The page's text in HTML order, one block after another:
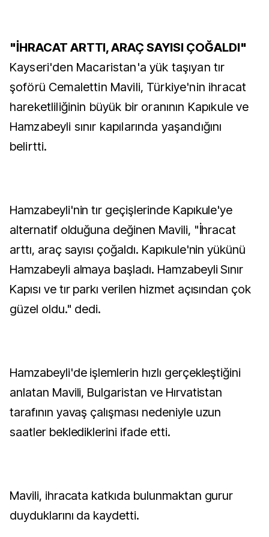
"İHRACAT ARTTI, ARAÇ SAYISI ÇOĞALDI"
Kayseri'den Macaristan'a yük taşıyan tır
şoförü Cemalettin Mavili, Türkiye'nin ihracat
hareketliliğinin büyük bir oranının Kapıkule ve
Hamzabeyli sınır kapılarında yaşandığını
belirtti.
Hamzabeyli'nin tır geçişlerinde Kapıkule'ye
alternatif olduğuna değinen Mavili, "İhracat
arttı, araç sayısı çoğaldı. Kapıkule'nin yükünü
Hamzabeyli almaya başladı. Hamzabeyli Sınır
Kapısı ve tır parkı verilen hizmet açısından çok
güzel oldu." dedi.
Hamzabeyli'de işlemlerin hızlı gerçekleştiğini
anlatan Mavili, Bulgaristan ve Hırvatistan
tarafının yavaş çalışması nedeniyle uzun
saatler beklediklerini ifade etti.
Mavili, ihracata katkıda bulunmaktan gurur
duyduklarını da kaydetti.